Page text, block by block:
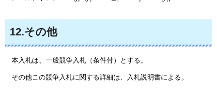
12.その他
本入札は、一般競争入札（条件付）とする。
その他この競争入札に関する詳細は、入札説明書による。